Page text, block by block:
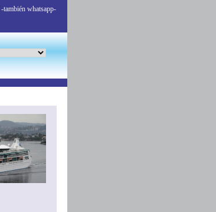
-también whatsapp-